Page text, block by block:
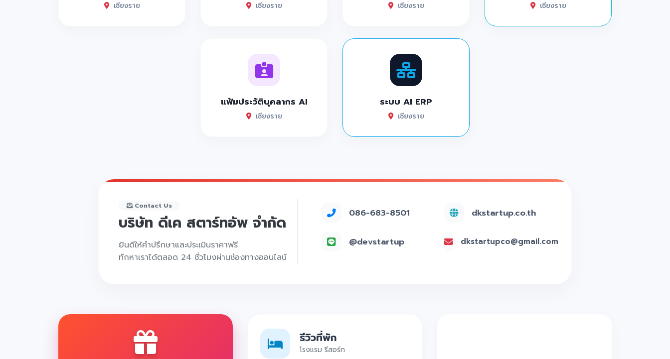
เชียงราย เชียงราย เชียงราย เชียงราย
แฟ้มประวัติบุคลากร AI
เชียงราย
ระบบ AI ERP
เชียงราย
Contact Us
บริษัท ดีเค สตาร์ทอัพ จำกัด
ยินดีให้คำปรึกษาและประเมินราคาฟรี
ทักหาเราได้ตลอด 24 ชั่วโมงผ่านช่องทางออนไลน์
086-683-8501
@devstartup
dkstartup.co.th
dkstartupco@gmail.com
รีวิวที่พัก
โรงแรม รีสอร์ท